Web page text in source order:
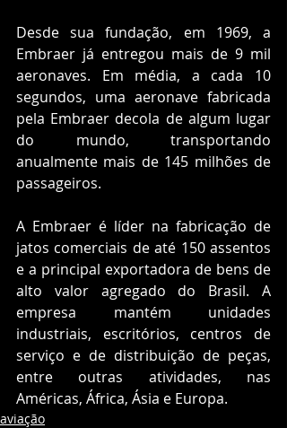
Desde sua fundação, em 1969, a
Embraer já entregou mais de 9 mil
aeronaves. Em média, a cada 10
segundos, uma aeronave fabricada
pela Embraer decola de algum lugar
do mundo, transportando
anualmente mais de 145 milhões de
passageiros.
A Embraer é líder na fabricação de
jatos comerciais de até 150 assentos
e a principal exportadora de bens de
alto valor agregado do Brasil. A
empresa mantém unidades
industriais, escritórios, centros de
serviço e de distribuição de peças,
entre outras atividades, nas
Américas, África, Ásia e Europa.
aviação